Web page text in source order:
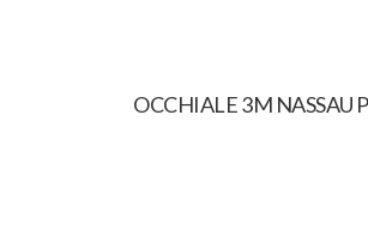
OCCHIALE 3M NASSAU